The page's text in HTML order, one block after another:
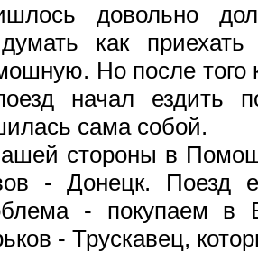
довольно
как
Но после того
начал ездить
сама собой.
стороны в
- Донецк. Поезд
- покупаем в
- Трускавец,